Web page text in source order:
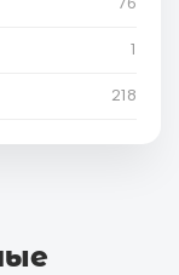
76
1
218